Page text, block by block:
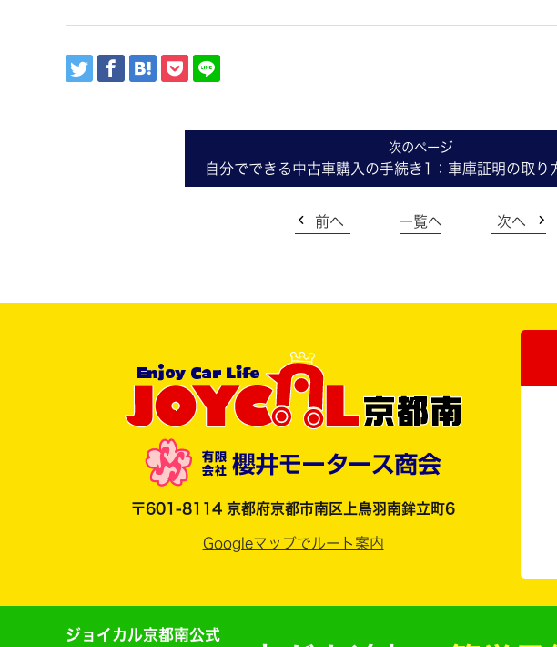
自分でできる中古車購入の手続き1：車庫証明の取り
前へ 一覧へ 次へ
〒601-8114 京都府京都市南区上鳥羽南鉾立町6
Googleマップでルート案内
ジョイカル京都南公式